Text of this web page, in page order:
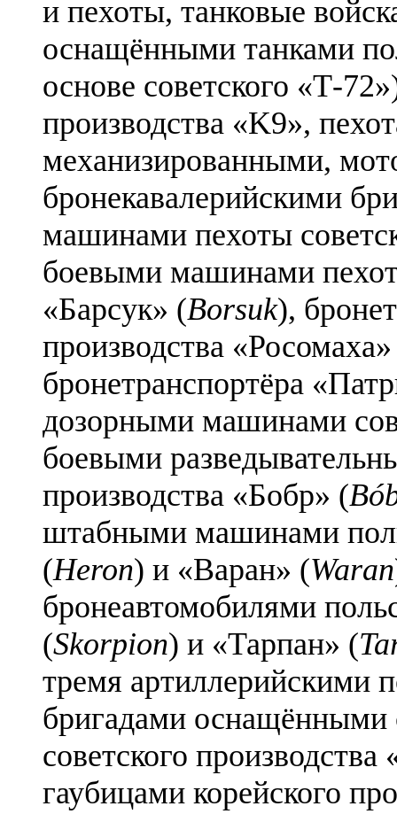
и пехоты, танковые
оснащёнными танками
основе советского «Т-
производства «K9»,
механизированными,
бронекавалерийскими
машинами пехоты
боевыми машинами
«Барсук» (Borsuk),
производства
бронетранспортёра
дозорными машинами
боевыми
производства «Бобр» (
штабными машинами
(Heron) и «Варан» (Waran
бронеавтомобилями
(Skorpion) и «Тарпан» (
тремя артиллерийскими
бригадами
советского
гаубицами корейского